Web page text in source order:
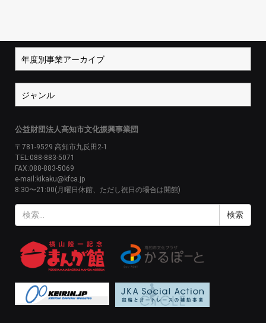
公益財団法人高知市文化振興事業団
〒781-9529 高知市九反田2-1
TEL:088-883-5071
FAX:088-883-5069
e-mail:kikaku@kfca.jp
8:30〜21:00(月曜日休館、ただし祝日の場合は開館)
検
索: